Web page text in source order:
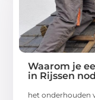
Waarom je
in Rijssen
het onderhouden